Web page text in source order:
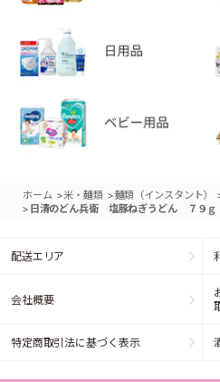
ホーム >米・麺類 >麺類（インスタント）
> 日清のどん兵衛 塩豚ねぎうどん ７９ｇ
配送エリア
会社概要
特定商取引法に基づく表示